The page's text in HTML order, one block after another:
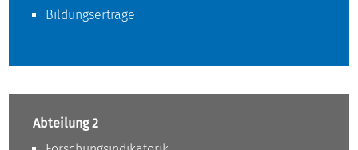
Bildungserträge
Abteilung 2